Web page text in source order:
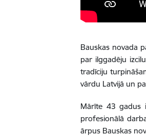
Bauskas novada
par ilggadēju
tradīciju
vārdu Latvijā un
Mārīte 43 gadus
profesionālā
ārpus Bauskas